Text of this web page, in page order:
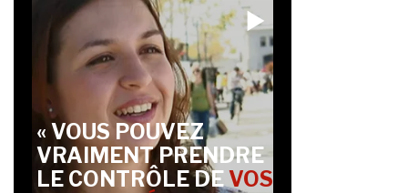
« VOUS POUVEZ
VRAIMENT PRENDRE
LE CONTRÔLE DEVOS